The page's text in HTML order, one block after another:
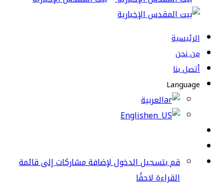
الرئيسية
من نحن
أتصل بنا
Language
العربية
English
قم بتسجيل الدخول لإضافة مشاركات إلى قائمة
القراءة لاحقًا